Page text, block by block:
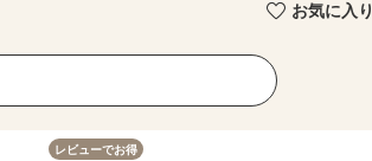
お気に入り
レビューでお得